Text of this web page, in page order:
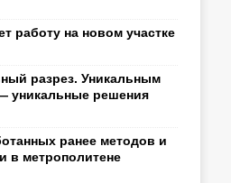
работу на новом участке
разрез. Уникальным
уникальные решения
ранее методов и
в метрополитене